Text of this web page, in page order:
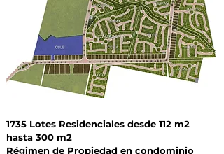
1735 Lotes Residenciales desde 112 m2
hasta 300 m2
Régimen de Propiedad en condominio